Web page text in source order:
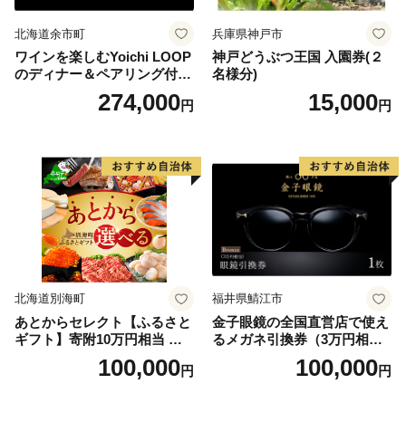
北海道余市町
ワインを楽しむYoichi LOOP
のディナー＆ペアリング付宿
泊プラン＜デラックスツイン
274,000円
兵庫県神戸市
神戸どうぶつ王国 入園券(２
名様分)
15,000円
北海道別海町
あとからセレクト【ふるさと
ギフト】寄附10万円相当 あ
とから選べる！ ギフト いく
ら ほたて 海鮮 牛肉 別海町
100,000円
福井県鯖江市
金子眼鏡の全国直営店で使え
るメガネ引換券（3万円相
100,000円